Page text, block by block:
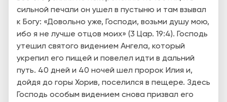
сильной печали он ушел в пустыню и там взывал
к Богу: «Довольно уже, Господи, возьми душу мою,
ибо я не лучше отцов моих» (3 Цар. 19:4). Господь
утешил святого видением Ангела, который
укрепил его пищей и повелел идти в дальний
путь. 40 дней и 40 ночей шел пророк Илия и,
дойдя до горы Хорив, поселился в пещере. Здесь
Господь особым видением снова призвал его